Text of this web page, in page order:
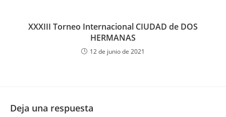
XXXIII Torneo Internacional CIUDAD de DOS
HERMANAS
12 de junio de 2021
Deja una respuesta